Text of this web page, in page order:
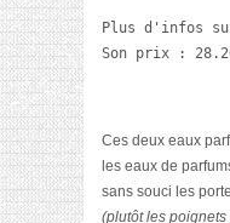
Plus d'infos
Son prix :
Ces deux eaux
les eaux de
sans souci les
(plutôt les